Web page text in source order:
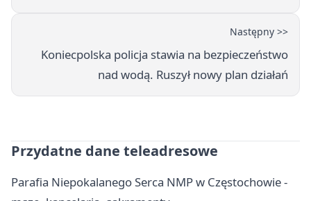
Następny >>
Koniecpolska policja stawia na bezpieczeństwo
nad wodą. Ruszył nowy plan działań
Przydatne dane teleadresowe
Parafia Niepokalanego Serca NMP w Częstochowie -